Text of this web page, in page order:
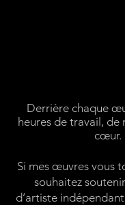
Derrière chaque
heures de travail, de
cœur.
Si mes œuvres vous
souhaitez
d’artiste